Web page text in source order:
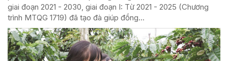
giai đoạn 2021 - 2030, giai đoạn I: Từ 2021 - 2025 (Chương
trình MTQG 1719) đã tạo đà giúp đồng...